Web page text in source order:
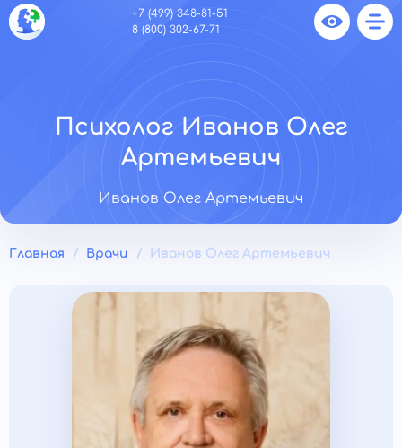
+7 (499) 348-81-51
8 (800) 302-67-71
Психолог Иванов Олег
Артемьевич
Иванов Олег Артемьевич
Главная Врачи Иванов Олег Артемьевич